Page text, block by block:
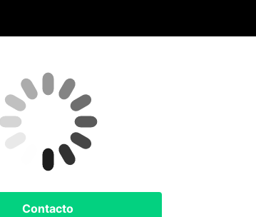
Aires, AR
8°C
Nubes
Contacto